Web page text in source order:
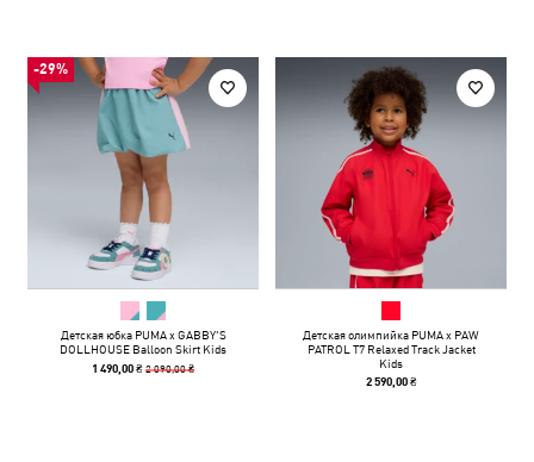
-29%
Детская юбка PUMA x GABBY'S
DOLLHOUSE Balloon Skirt Kids
1 490,00 ₴2 090,00 ₴
Детская олимпийка PUMA x PAW
PATROL T7 Relaxed Track Jacket
Kids
2 590,00 ₴